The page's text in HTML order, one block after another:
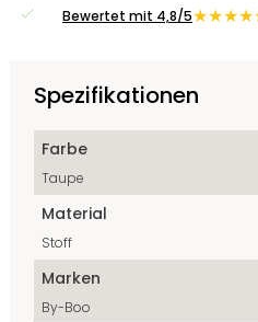
Bewertet mit 4,8/5
Spezifikationen
Farbe
Taupe
Material
Stoff
Marken
By-Boo